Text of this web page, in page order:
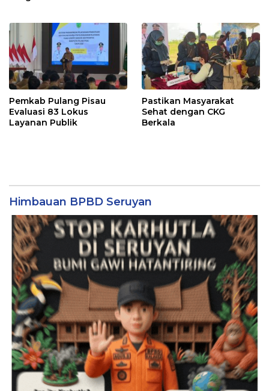
Pemkab Pulang Pisau
Evaluasi 83 Lokus
Layanan Publik
Pastikan Masyarakat
Sehat dengan CKG
Berkala
Himbauan BPBD Seruyan